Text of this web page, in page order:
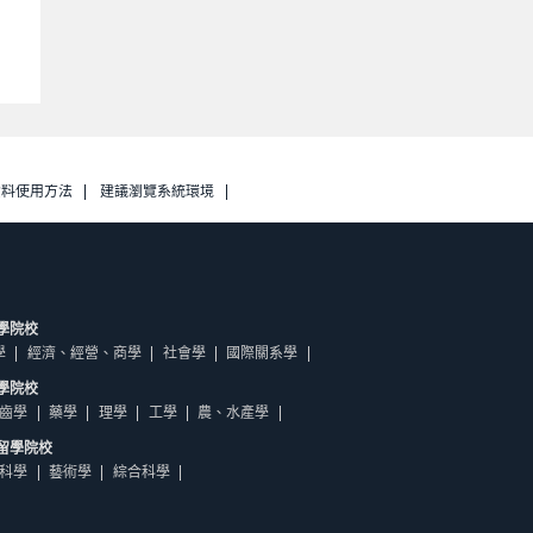
使用方法 建議瀏覽系統環境
院校
經濟、經營、商學 社會學 國際關系學
院校
學
藥學 理學 工學 農、水產學
學院校
學
藝術學 綜合科學